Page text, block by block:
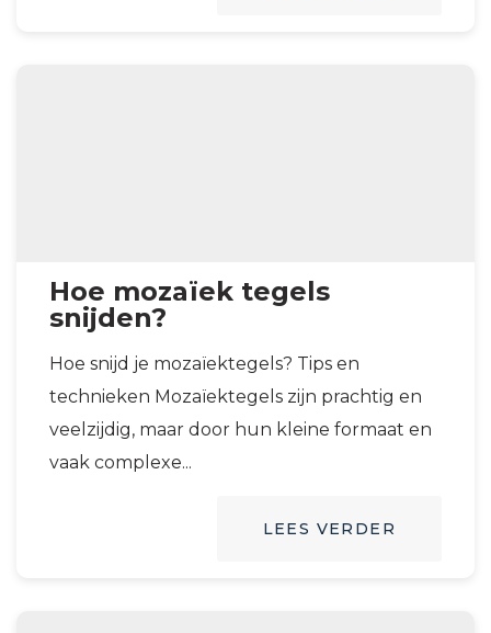
Hoe mozaïek tegels
snijden?
Hoe snijd je mozaïektegels? Tips en
technieken Mozaïektegels zijn prachtig en
veelzijdig, maar door hun kleine formaat en
vaak complexe...
LEES VERDER